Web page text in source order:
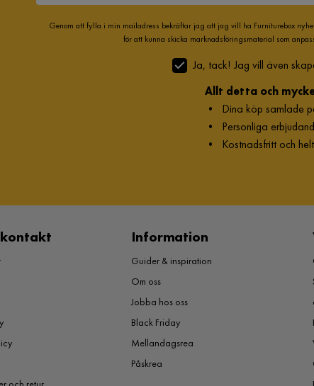
Genom att fylla i min mailadress bekräftar jag att jag vill ha Furniturebox
för att kunna skicka marknadsföringsmaterial som
Ja, tack! Jag vill även
Allt detta och
• Dina köp samlade
• Personliga
• Kostnadsfritt och
Information
Guider & inspiration
Om oss
Jobba hos oss
Black Friday
Mellandagsrea
Påskrea